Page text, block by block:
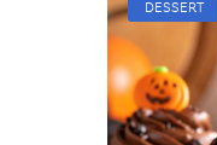
DESSERT